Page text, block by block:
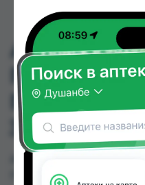
ГЕЛЬ ДЛЯ
ПОСУДЫ
ЗОЛОТО
ПОСУДЫ ВОСТОЧНОЕ